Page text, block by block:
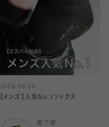
2025.08.30
【メンズ】人気No.1ソックス
靴下屋